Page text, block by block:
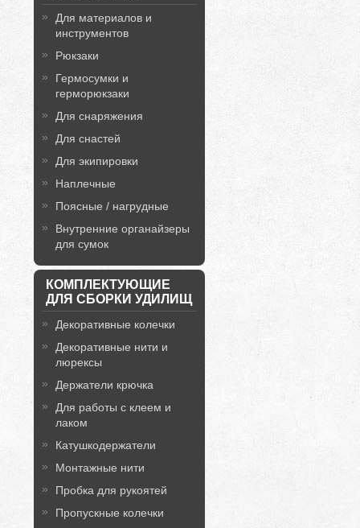
Для материалов и
инструментов
Рюкзаки
Гермосумки и
герморюкзаки
Для снаряжения
Для снастей
Для экипировки
Наплечные
Поясные / нагрудные
Внутренние органайзеры
для сумок
КОМПЛЕКТУЮЩИЕ
ДЛЯ СБОРКИ УДИЛИЩ
Декоративные колечки
Декоративные нити и
люрексы
Держатели крючка
Для работы с клеем и
лаком
Катушкодержатели
Монтажные нити
Пробка для рукоятей
Пропускные колечки